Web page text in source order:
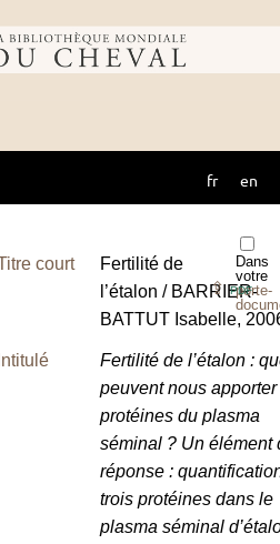
du
fr en
Dans
votre
porte-
⇪PDF
court
Fertilité de
l’étalon / BARRIER-
BATTUT Isabelle,
Intitulé
Fertilité de l’étalon :
peuvent nous
protéines du plasma
séminal ? Un élément
réponse :
trois protéines dans le
plasma séminal